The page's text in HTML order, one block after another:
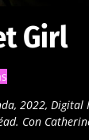
Girl
2022, Digital
Con